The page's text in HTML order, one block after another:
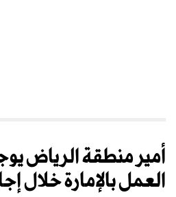
أمير منطقة الرياض
العمل بالإمارة خلال